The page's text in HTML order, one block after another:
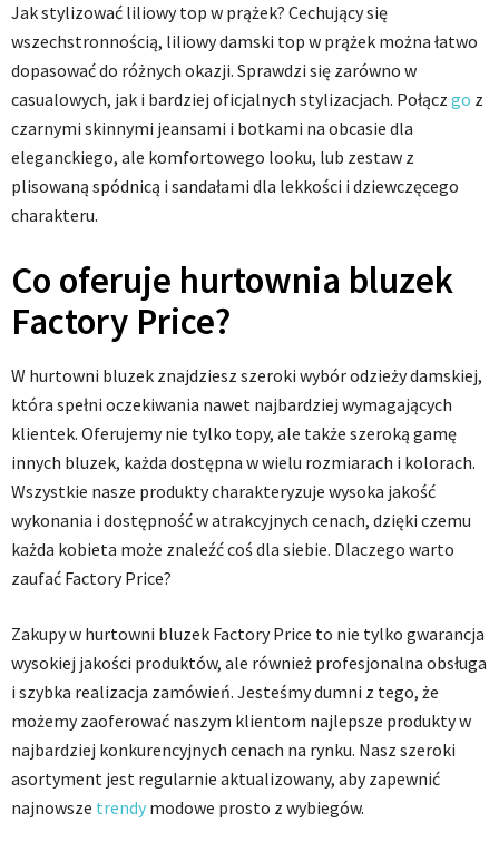
Jak stylizować liliowy top w prążek? Cechujący się
wszechstronnością, liliowy damski top w prążek można łatwo
dopasować do różnych okazji. Sprawdzi się zarówno w
casualowych, jak i bardziej oficjalnych stylizacjach. Połącz go z
czarnymi skinnymi jeansami i botkami na obcasie dla
eleganckiego, ale komfortowego looku, lub zestaw z
plisowaną spódnicą i sandałami dla lekkości i dziewczęcego
charakteru.
Co oferuje hurtownia bluzek
Factory Price?
W hurtowni bluzek znajdziesz szeroki wybór odzieży damskiej,
która spełni oczekiwania nawet najbardziej wymagających
klientek. Oferujemy nie tylko topy, ale także szeroką gamę
innych bluzek, każda dostępna w wielu rozmiarach i kolorach.
Wszystkie nasze produkty charakteryzuje wysoka jakość
wykonania i dostępność w atrakcyjnych cenach, dzięki czemu
każda kobieta może znaleźć coś dla siebie. Dlaczego warto
zaufać Factory Price?
Zakupy w hurtowni bluzek Factory Price to nie tylko gwarancja
wysokiej jakości produktów, ale również profesjonalna obsługa
i szybka realizacja zamówień. Jesteśmy dumni z tego, że
możemy zaoferować naszym klientom najlepsze produkty w
najbardziej konkurencyjnych cenach na rynku. Nasz szeroki
asortyment jest regularnie aktualizowany, aby zapewnić
najnowsze trendy modowe prosto z wybiegów.